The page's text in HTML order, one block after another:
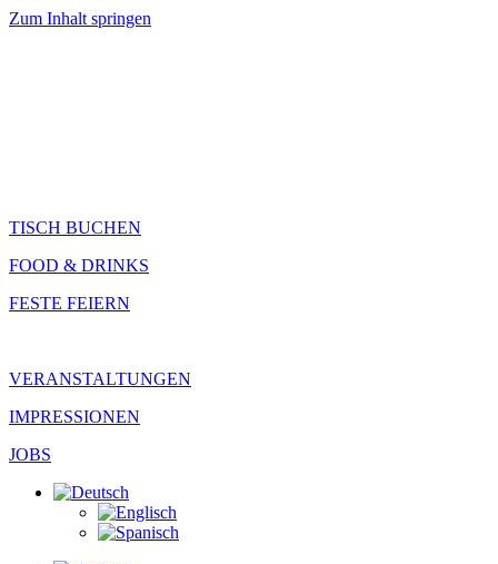
Zum Inhalt springen
TISCH BUCHEN
FOOD & DRINKS
FESTE FEIERN
VERANSTALTUNGEN
IMPRESSIONEN
JOBS